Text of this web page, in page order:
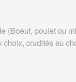
(Boeuf, poulet ou
choix, crudités au